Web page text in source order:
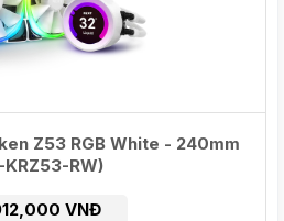
Z53 RGB White - 240mm
KRZ53-RW)
VNĐ